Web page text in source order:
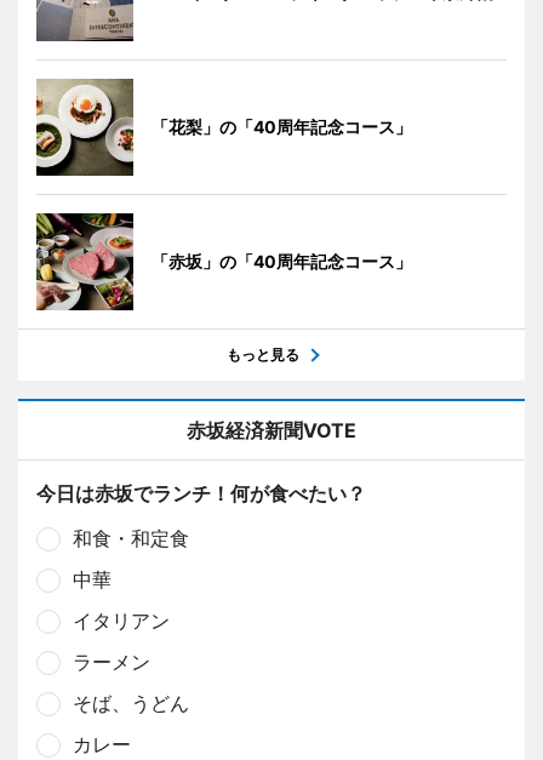
「花梨」の「40周年記念コース」
「赤坂」の「40周年記念コース」
もっと見る
赤坂経済新聞VOTE
今日は赤坂でランチ！何が食べたい？
和食・和定食
中華
イタリアン
ラーメン
そば、うどん
カレー